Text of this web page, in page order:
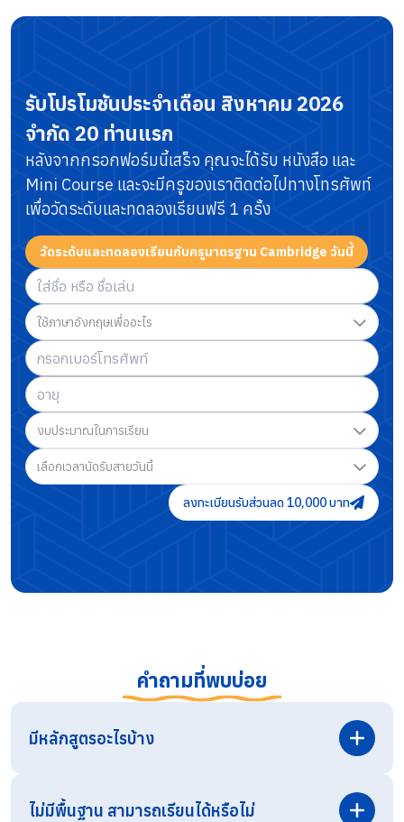
รับโปรโมชันประจำเดือน สิงหาคม 2026
จำกัด 20 ท่านแรก
หลังจากกรอกฟอร์มนี้เสร็จ คุณจะได้รับ หนังสือ และ
Mini Course และจะมีครูของเราติดต่อไปทางโทรศัพท์
เพื่อวัดระดับและทดลองเรียนฟรี 1 ครั้ง
วัดระดับและทดลองเรียนกับครูมาตรฐาน Cambridge วันนี้
ใช้ภาษาอังกฤษเพื่ออะไร
งบประมาณในการเรียน
เลือกเวลานัดรับสายวันนี้
ลงทะเบียนรับส่วนลด 10,000 บาท
คำถามที่พบบ่อย
มีหลักสูตรอะไรบ้าง
ไม่มีพื้นฐาน สามารถเรียนได้หรือไม่